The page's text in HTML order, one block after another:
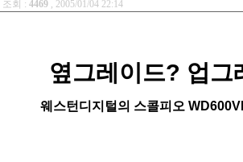
조회 : 4469 , 2005/01/04 22:14
옆그레이드? 업그
웨스턴디지털의 스콜피오